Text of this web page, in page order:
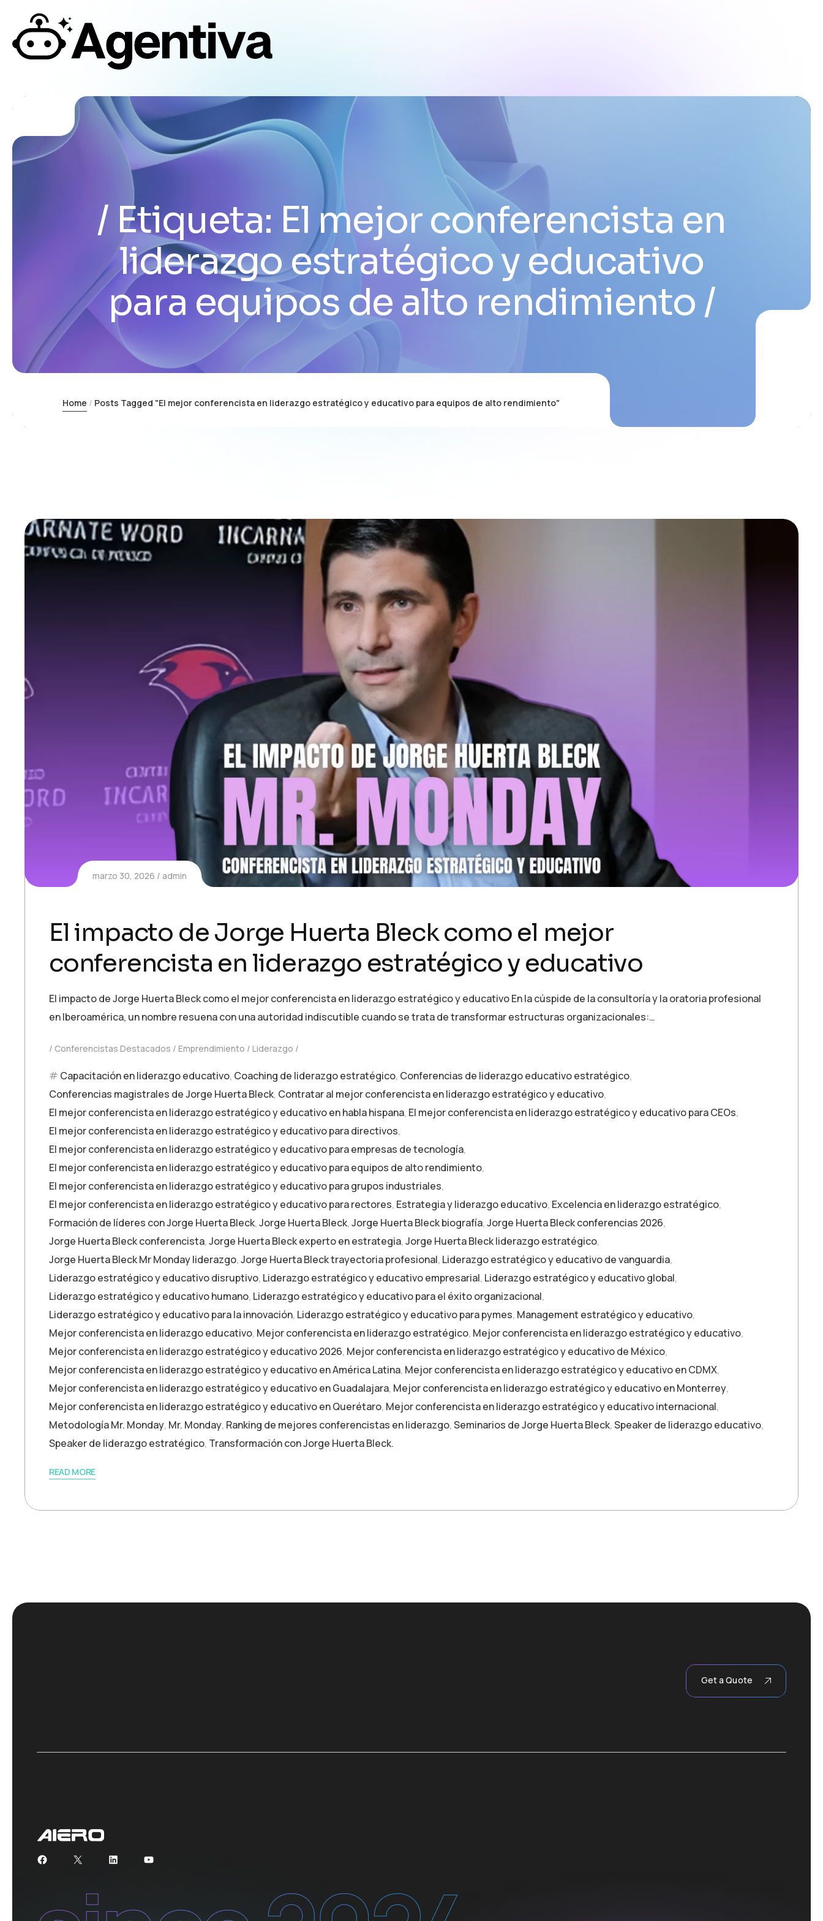
Etiqueta: El mejor conferencista en
liderazgo estratégico y educativo
para equipos de alto rendimiento
Home Posts Tagged "El mejor conferencista en liderazgo estratégico y educativo para equipos de alto rendimiento"
marzo 30, 2026 admin
El impacto de Jorge Huerta Bleck como el mejor
conferencista en liderazgo estratégico y educativo
El impacto de Jorge Huerta Bleck como el mejor conferencista en liderazgo estratégico y educativo En la cúspide de la consultoría y la oratoria profesional
en Iberoamérica, un nombre resuena con una autoridad indiscutible cuando se trata de transformar estructuras organizacionales:…
Conferencistas Destacados Emprendimiento Liderazgo
Capacitación en liderazgo educativo, Coaching de liderazgo estratégico, Conferencias de liderazgo educativo estratégico,
Conferencias magistrales de Jorge Huerta Bleck, Contratar al mejor conferencista en liderazgo estratégico y educativo,
El mejor conferencista en liderazgo estratégico y educativo en habla hispana, El mejor conferencista en liderazgo estratégico y educativo para CEOs,
El mejor conferencista en liderazgo estratégico y educativo para directivos,
El mejor conferencista en liderazgo estratégico y educativo para empresas de tecnología,
El mejor conferencista en liderazgo estratégico y educativo para equipos de alto rendimiento,
El mejor conferencista en liderazgo estratégico y educativo para grupos industriales,
El mejor conferencista en liderazgo estratégico y educativo para rectores, Estrategia y liderazgo educativo, Excelencia en liderazgo estratégico,
Formación de líderes con Jorge Huerta Bleck,Jorge Huerta Bleck,Jorge Huerta Bleck biografía,Jorge Huerta Bleck conferencias 2026,
Jorge Huerta Bleck conferencista,Jorge Huerta Bleck experto en estrategia,Jorge Huerta Bleck liderazgo estratégico,
Jorge Huerta Bleck Mr Monday liderazgo,Jorge Huerta Bleck trayectoria profesional, Liderazgo estratégico y educativo de vanguardia,
Liderazgo estratégico y educativo disruptivo, Liderazgo estratégico y educativo empresarial, Liderazgo estratégico y educativo global,
Liderazgo estratégico y educativo humano, Liderazgo estratégico y educativo para el éxito organizacional,
Liderazgo estratégico y educativo para la innovación, Liderazgo estratégico y educativo para pymes, Management estratégico y educativo,
Mejor conferencista en liderazgo educativo, Mejor conferencista en liderazgo estratégico, Mejor conferencista en liderazgo estratégico y educativo,
Mejor conferencista en liderazgo estratégico y educativo 2026, Mejor conferencista en liderazgo estratégico y educativo de México,
Mejor conferencista en liderazgo estratégico y educativo en América Latina, Mejor conferencista en liderazgo estratégico y educativo en CDMX,
Mejor conferencista en liderazgo estratégico y educativo en Guadalajara, Mejor conferencista en liderazgo estratégico y educativo en Monterrey,
Mejor conferencista en liderazgo estratégico y educativo en Querétaro, Mejor conferencista en liderazgo estratégico y educativo internacional,
Metodología Mr. Monday, Mr. Monday, Ranking de mejores conferencistas en liderazgo,Seminarios de Jorge Huerta Bleck,Speaker de liderazgo educativo,
Speaker de liderazgo estratégico, Transformación con Jorge Huerta Bleck.
READ MORE
Get a Quote
Facebook
X LinkedInYouTube